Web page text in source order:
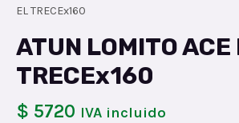
EL TRECEx160
ATUN LOMITO ACE
TRECEx160
$ 5720 IVA incluido